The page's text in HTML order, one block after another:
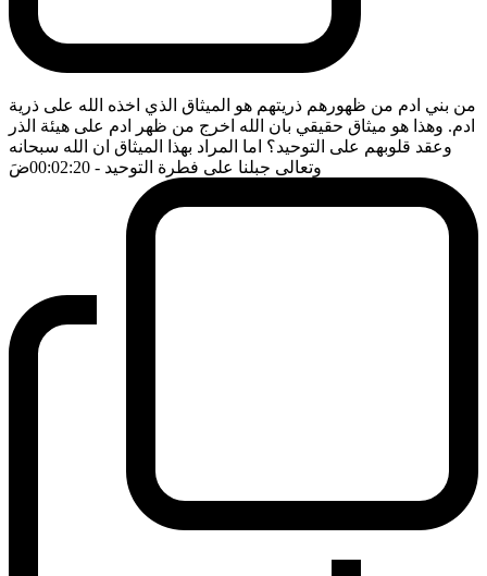
من بني ادم من ظهورهم ذريتهم هو الميثاق الذي اخذه الله على ذرية
ادم. وهذا هو ميثاق حقيقي بان الله اخرج من ظهر ادم على هيئة الذر
وعقد قلوبهم على التوحيد؟ اما المراد بهذا الميثاق ان الله سبحانه
وتعالى جبلنا على فطرة التوحيد - 00:02:20 ضَ